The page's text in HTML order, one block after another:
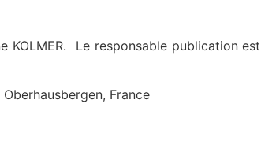
KOLMER. Le responsable publication
France